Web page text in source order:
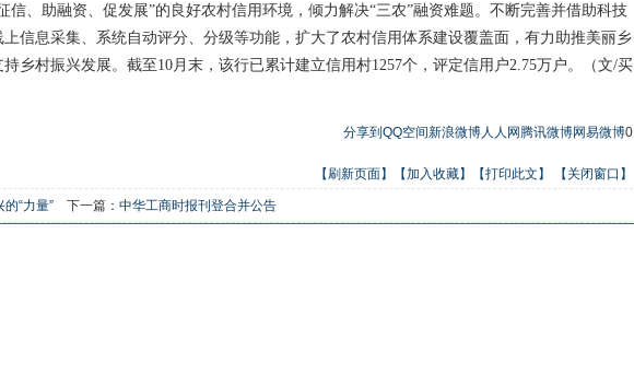
信、助融资、促发展”的良好农村信用环境，倾力解决“三农”融资难题。不断完善并借助科技
信息采集、系统自动评分、分级等功能，扩大了农村信用体系建设覆盖面，有力助推美丽乡
乡村振兴发展。截至 10月末，该行已累计建立信用村1257个，评定信用户2.75万户。（文/买
分享到 QQ空间新浪微博人人网 腾讯微博网易微博0
【刷新页面】 【加入收藏】 【打印此文】 【关闭窗口】
“力量” 下一篇： 中华工商时报刊登合并公告